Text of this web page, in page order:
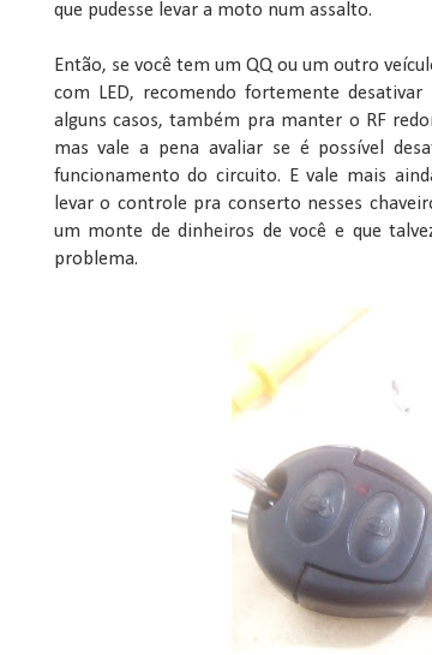
que pudesse levar a moto num assalto.
Então, se você tem um QQ ou um outro
com LED, recomendo fortemente
alguns casos, também pra manter o RF
mas vale a pena avaliar se é possível
funcionamento do circuito. E vale mais
levar o controle pra conserto nesses
um monte de dinheiros de você e que
problema.